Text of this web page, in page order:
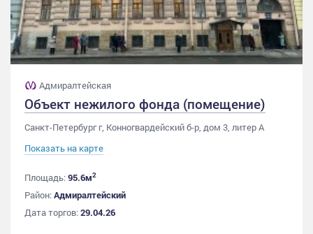
Адмиралтейская
Объект нежилого фонда (помещение)
Санкт-Петербург г, Конногвардейский б-р, дом 3, литер А
Показать на карте
Площадь:95.6м2
Район:Адмиралтейский
Дата торгов:29.04.26